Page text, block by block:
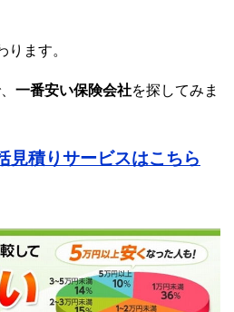
ります。
一番安い保険会社を探してみま
見積りサービスはこちら